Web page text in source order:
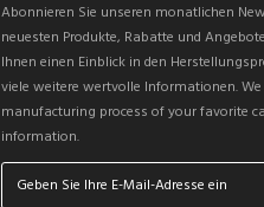
Abonnieren Sie unseren monatlichen
neuesten Produkte, Rabatte und
Ihnen einen Einblick in den
viele weitere wertvolle Informationen.
manufacturing process of your favorite
information.